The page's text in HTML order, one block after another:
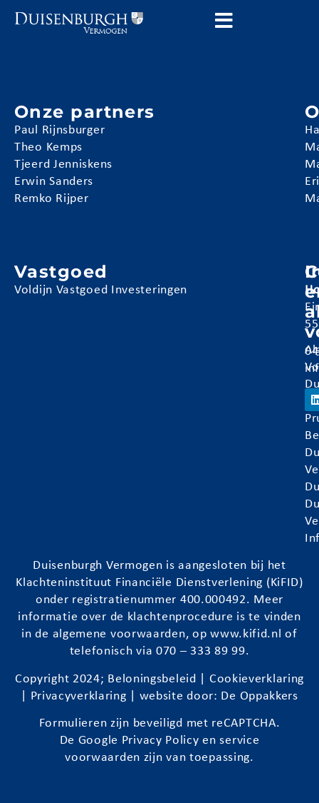
Onze partners
Paul Rijnsburger
Theo Kemps
Tjeerd Jenniskens
Erwin Sanders
Remko Rijper
Vastgoed
Voldijn Vastgoed Investeringen
Duisenburgh Vermogen is aangesloten bij het
Klachteninstituut Financiële Dienstverlening (KiFID)
onder registratienummer 400.000492. Meer
informatie over de klachtenprocedure is te vinden
in de algemene voorwaarden, opwww.kifid.nl of
telefonisch via 070 – 333 89 99.
Copyright 2024; Beloningsbeleid
Cookieverklaring
Privacyverklaring | website door: De Oppakkers
Formulieren zijn beveiligd met reCAPTCHA.
De Google Privacy Policy enservice
voorwaarden zijn van toepassing.